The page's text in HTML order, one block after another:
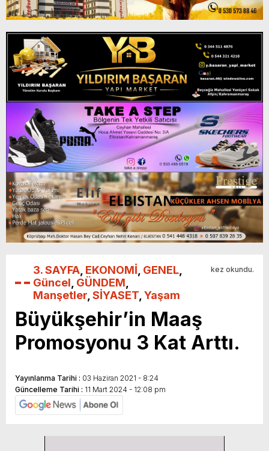
3. SAYFA EKONOMİ GENEL
Güncel GÜNDEM
Manşetler SİYASET Yaşam
kez okundu.
Büyükşehir’in Maaş
Promosyonu 3 Kat Arttı.
Yayınlanma Tarihi : 03 Haziran 2021 - 8:24
Güncelleme Tarihi : 11 Mart 2024 - 12:08 pm